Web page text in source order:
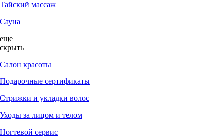
Тайский массаж
Сауна
еще
скрыть
Салон красоты
Подарочные сертификаты
Стрижки и укладки волос
Уходы за лицом и телом
Ногтевой сервис